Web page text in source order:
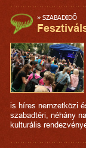
» SZABADIDŐ
is híres nemzetközi
szabadtéri, néhány
kulturális